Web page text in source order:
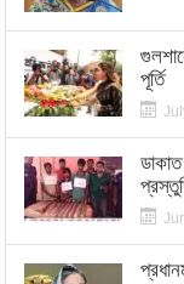
পূর্তি